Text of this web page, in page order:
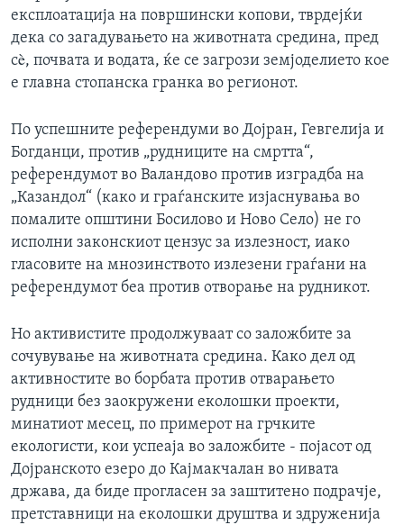
експлоатација на површински копови, тврдејќи
дека со загадувањето на животната средина, пред
сè, почвата и водата, ќе се загрози земјоделието кое
е главна стопанска гранка во регионот.
По успешните референдуми во Дојран, Гевгелија и
Богданци, против „рудниците на смртта“,
референдумот во Валандово против изградба на
„Казандол“ (како и граѓанските изјаснувања во
помалите општини Босилово и Ново Село) не го
исполни законскиот цензус за излезност, иако
гласовите на мнозинството излезени граѓани на
референдумот беа против отворање на рудникот.
Но активистите продолжуваат со заложбите за
сочувување на животната средина. Како дел од
активностите во борбата против отварањето
рудници без заокружени еколошки проекти,
минатиот месец, по примерот на грчките
екологисти, кои успеаја во заложбите - појасот од
Дојранското езеро до Кајмакчалан во нивата
држава, да биде прогласен за заштитено подрачје,
претставници на еколошки друштва и здруженија